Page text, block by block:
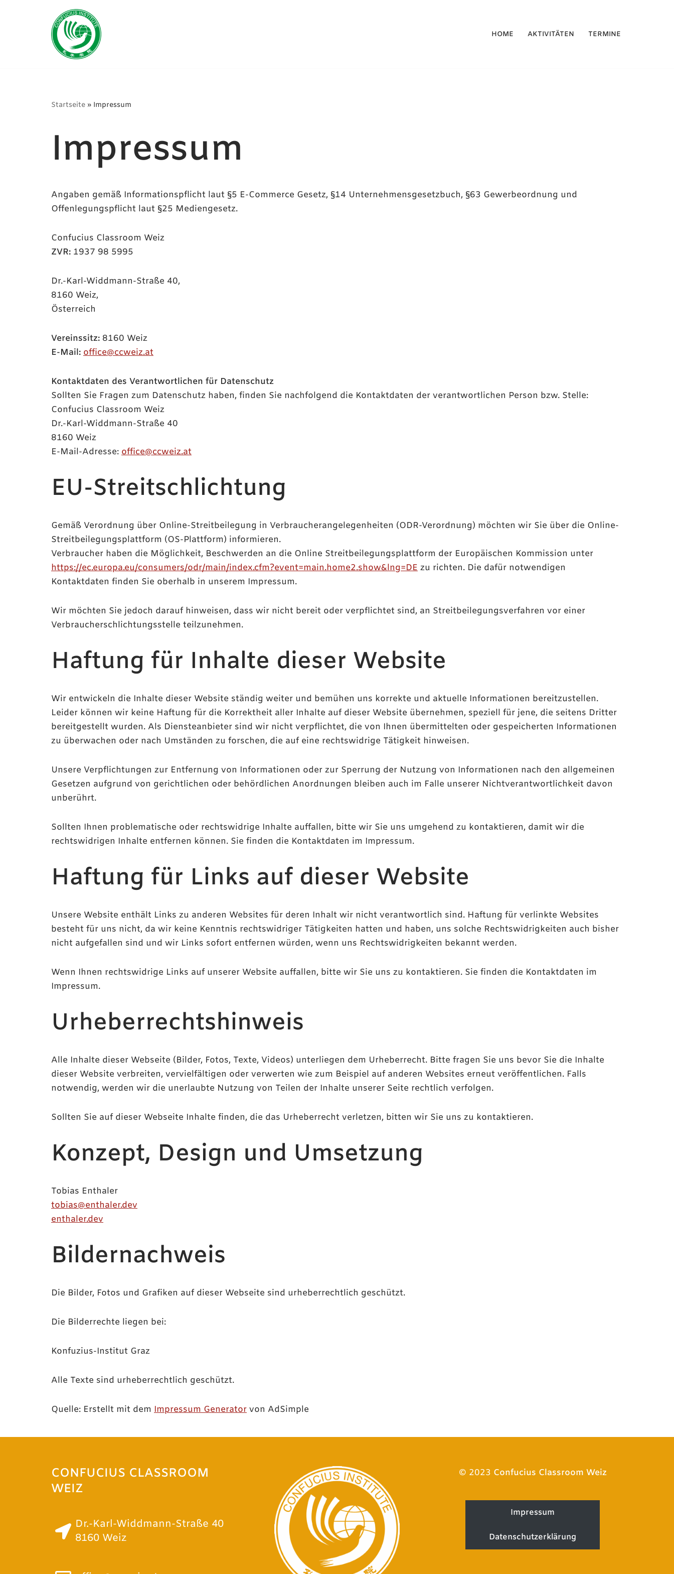
HOME AKTIVITÄTEN TERMINE
Startseite » Impressum
Impressum
Angaben gemäß Informationspflicht laut §5 E-Commerce Gesetz, §14 Unternehmensgesetzbuch, §63 Gewerbeordnung und
Offenlegungspflicht laut §25 Mediengesetz.
Confucius Classroom Weiz
ZVR: 1937 98 5995
Dr.-Karl-Widdmann-Straße 40,
8160 Weiz,
Österreich
Vereinssitz: 8160 Weiz
E-Mail: office@ccweiz.at
Kontaktdaten des Verantwortlichen für Datenschutz
Sollten Sie Fragen zum Datenschutz haben, finden Sie nachfolgend die Kontaktdaten der verantwortlichen Person bzw. Stelle:
Confucius Classroom Weiz
Dr.-Karl-Widdmann-Straße 40
8160 Weiz
E-Mail-Adresse: office@ccweiz.at
EU-Streitschlichtung
Gemäß Verordnung über Online-Streitbeilegung in Verbraucherangelegenheiten (ODR-Verordnung) möchten wir Sie über die Online-
Streitbeilegungsplattform (OS-Plattform) informieren.
Verbraucher haben die Möglichkeit, Beschwerden an die Online Streitbeilegungsplattform der Europäischen Kommission unter
https://ec.europa.eu/consumers/odr/main/index.cfm?event=main.home2.show&lng=DE zu richten. Die dafür notwendigen
Kontaktdaten finden Sie oberhalb in unserem Impressum.
Wir möchten Sie jedoch darauf hinweisen, dass wir nicht bereit oder verpflichtet sind, an Streitbeilegungsverfahren vor einer
Verbraucherschlichtungsstelle teilzunehmen.
Haftung für Inhalte dieser Website
Wir entwickeln die Inhalte dieser Website ständig weiter und bemühen uns korrekte und aktuelle Informationen bereitzustellen.
Leider können wir keine Haftung für die Korrektheit aller Inhalte auf dieser Website übernehmen, speziell für jene, die seitens Dritter
bereitgestellt wurden. Als Diensteanbieter sind wir nicht verpflichtet, die von Ihnen übermittelten oder gespeicherten Informationen
zu überwachen oder nach Umständen zu forschen, die auf eine rechtswidrige Tätigkeit hinweisen.
Unsere Verpflichtungen zur Entfernung von Informationen oder zur Sperrung der Nutzung von Informationen nach den allgemeinen
Gesetzen aufgrund von gerichtlichen oder behördlichen Anordnungen bleiben auch im Falle unserer Nichtverantwortlichkeit davon
unberührt.
Sollten Ihnen problematische oder rechtswidrige Inhalte auffallen, bitte wir Sie uns umgehend zu kontaktieren, damit wir die
rechtswidrigen Inhalte entfernen können. Sie finden die Kontaktdaten im Impressum.
Haftung für Links auf dieser Website
Unsere Website enthält Links zu anderen Websites für deren Inhalt wir nicht verantwortlich sind. Haftung für verlinkte Websites
besteht für uns nicht, da wir keine Kenntnis rechtswidriger Tätigkeiten hatten und haben, uns solche Rechtswidrigkeiten auch bisher
nicht aufgefallen sind und wir Links sofort entfernen würden, wenn uns Rechtswidrigkeiten bekannt werden.
Wenn Ihnen rechtswidrige Links auf unserer Website auffallen, bitte wir Sie uns zu kontaktieren. Sie finden die Kontaktdaten im
Impressum.
Urheberrechtshinweis
Alle Inhalte dieser Webseite (Bilder, Fotos, Texte, Videos) unterliegen dem Urheberrecht. Bitte fragen Sie uns bevor Sie die Inhalte
dieser Website verbreiten, vervielfältigen oder verwerten wie zum Beispiel auf anderen Websites erneut veröffentlichen. Falls
notwendig, werden wir die unerlaubte Nutzung von Teilen der Inhalte unserer Seite rechtlich verfolgen.
Sollten Sie auf dieser Webseite Inhalte finden, die das Urheberrecht verletzen, bitten wir Sie uns zu kontaktieren.
Konzept, Design und Umsetzung
Tobias Enthaler
tobias@enthaler.dev
enthaler.dev
Bildernachweis
Die Bilder, Fotos und Grafiken auf dieser Webseite sind urheberrechtlich geschützt.
Die Bilderrechte liegen bei:
Konfuzius-Institut Graz
Alle Texte sind urheberrechtlich geschützt.
Quelle: Erstellt mit dem Impressum Generator von AdSimple
CONFUCIUS CLASSROOM
WEIZ
Dr.-Karl-Widdmann-Straße 40
8160 Weiz
© 2023 Confucius Classroom Weiz
Impressum
Datenschutzerklärung